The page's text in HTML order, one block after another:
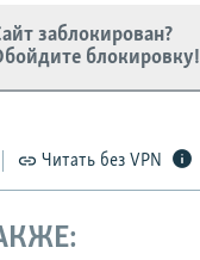
заблокирован?
блокировку!
Читать без VPN